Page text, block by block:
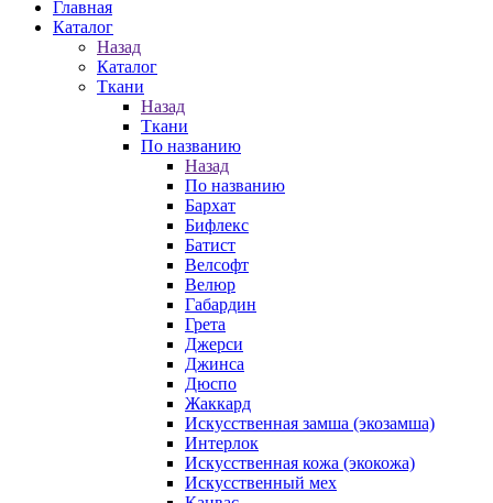
Главная
Каталог
Назад
Каталог
Ткани
Назад
Ткани
По названию
Назад
По названию
Бархат
Бифлекс
Батист
Велсофт
Велюр
Габардин
Грета
Джерси
Джинса
Дюспо
Жаккард
Искусственная замша (экозамша)
Интерлок
Искусственная кожа (экокожа)
Искусственный мех